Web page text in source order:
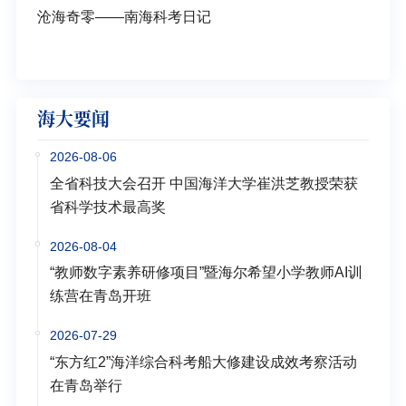
沧海奇零——南海科考日记
海大要闻
2026-08-06
全省科技大会召开 中国海洋大学崔洪芝教授荣获
省科学技术最高奖
2026-08-04
“教师数字素养研修项目”暨海尔希望小学教师AI训
练营在青岛开班
2026-07-29
“东方红2”海洋综合科考船大修建设成效考察活动
在青岛举行